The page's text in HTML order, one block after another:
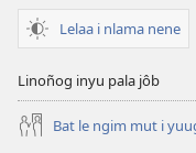
Lelaa i nlama nene
Linoñog inyu pala jôb
Bat le ngim mut i